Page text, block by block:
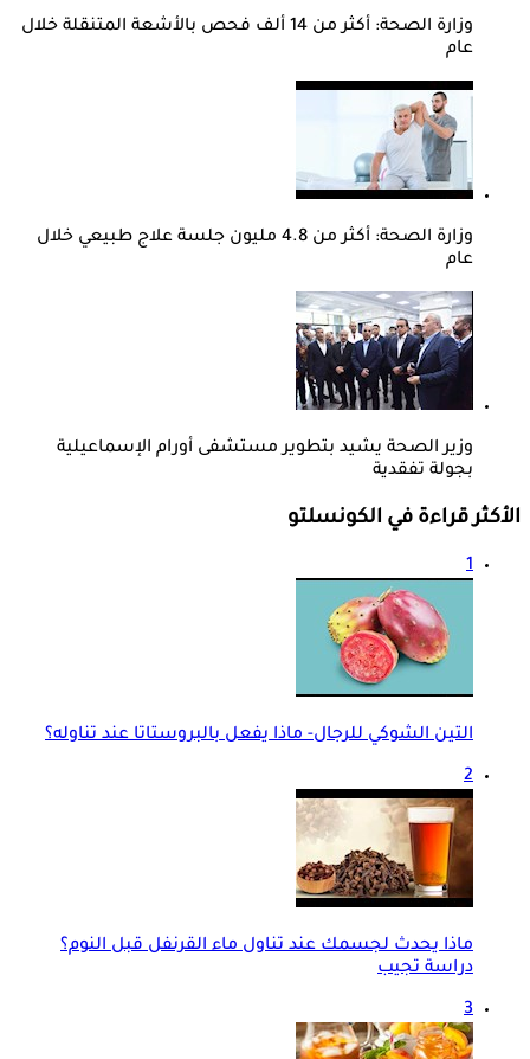
وزارة الصحة: أكثر من 14 ألف فحص بالأشعة المتنقلة خلال
عام
وزارة الصحة: أكثر من 4.8 مليون جلسة علاج طبيعي خلال
عام
وزير الصحة يشيد بتطوير مستشفى أورام الإسماعيلية
بجولة تفقدية
الأكثر قراءة في الكونسلتو
1
التين الشوكي للرجال- ماذا يفعل بالبروستاتا عند تناوله؟
2
ماذا يحدث لجسمك عند تناول ماء القرنفل قبل النوم؟
دراسة تجيب
3